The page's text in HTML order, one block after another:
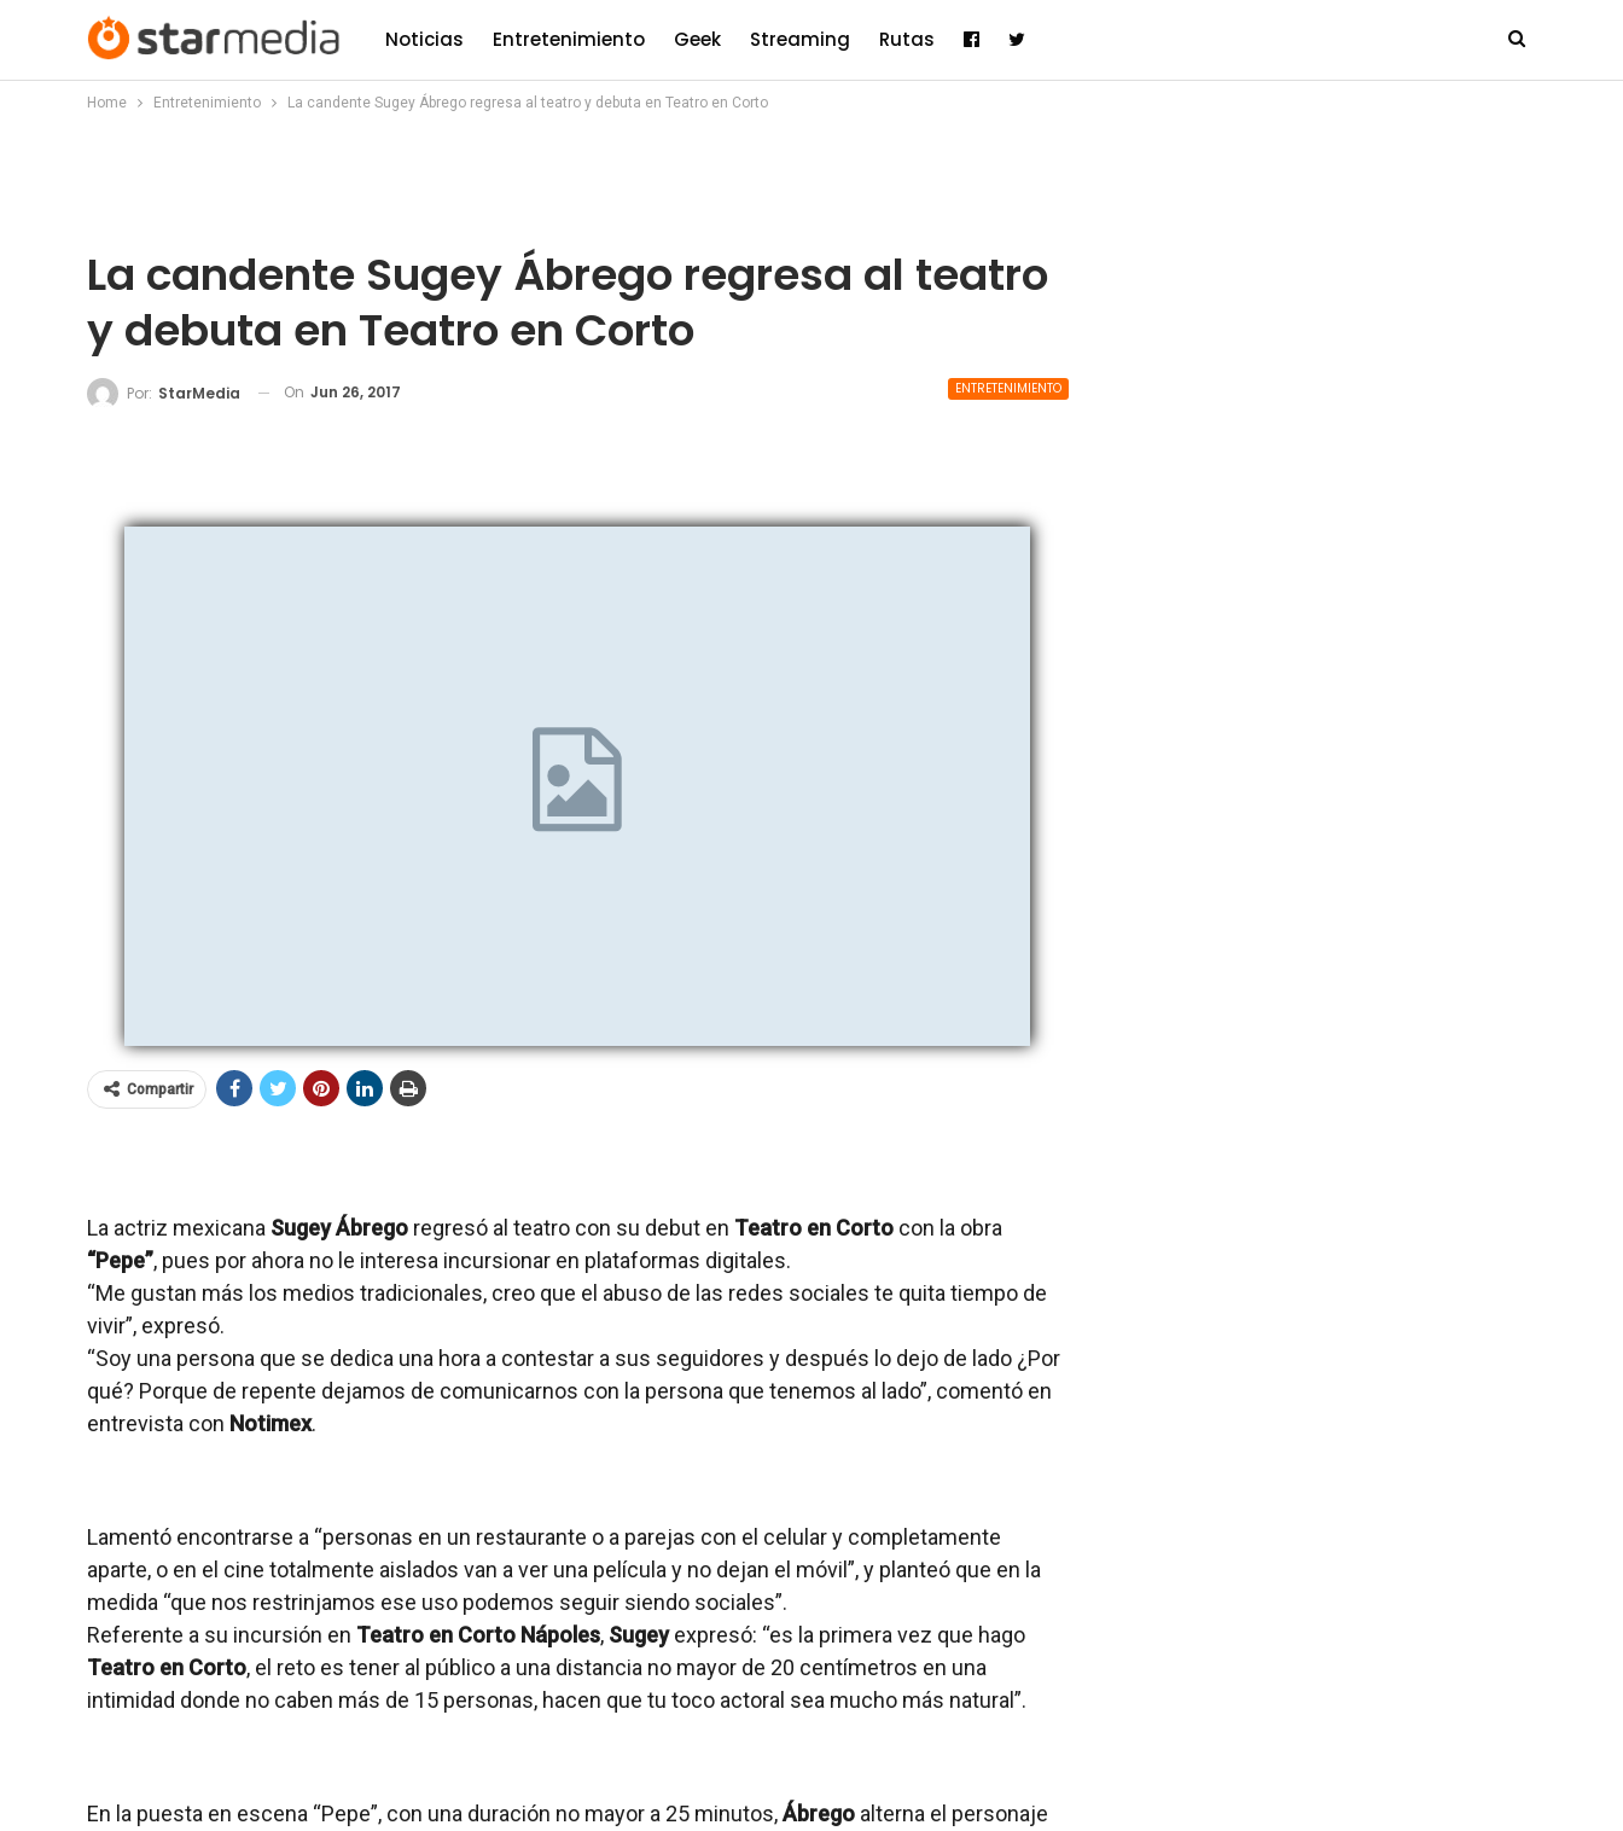
Noticias Entretenimiento Geek Streaming Rutas
Home Entretenimiento La candente Sugey Ábrego regresa al teatro y debuta en Teatro en Corto
La candente Sugey Ábrego regresa al teatro
y debuta en Teatro en Corto
ENTRETENIMIENTO
Por: StarMedia On Jun 26, 2017
Compartir
La actriz mexicana Sugey Ábrego regresó al teatro con su debut en Teatro en Corto con la obra
“Pepe”, pues por ahora no le interesa incursionar en plataformas digitales.
“Me gustan más los medios tradicionales, creo que el abuso de las redes sociales te quita tiempo de
vivir”, expresó.
“Soy una persona que se dedica una hora a contestar a sus seguidores y después lo dejo de lado ¿Por
qué? Porque de repente dejamos de comunicarnos con la persona que tenemos al lado”, comentó en
entrevista con Notimex.
Lamentó encontrarse a “personas en un restaurante o a parejas con el celular y completamente
aparte, o en el cine totalmente aislados van a ver una película y no dejan el móvil”, y planteó que en la
medida “que nos restrinjamos ese uso podemos seguir siendo sociales”.
Referente a su incursión en Teatro en Corto Nápoles, Sugeyexpresó: “es la primera vez que hago
Teatro en Corto, el reto es tener al público a una distancia no mayor de 20 centímetros en una
intimidad donde no caben más de 15 personas, hacen que tu toco actoral sea mucho más natural”.
En la puesta en escena “Pepe”, con una duración no mayor a 25 minutos,Ábrego alterna el personaje